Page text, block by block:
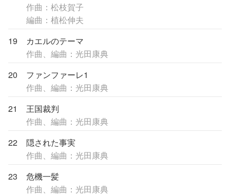
作曲：松枝賀子
編曲：植松伸夫
19
カエルのテーマ
作曲、編曲：光田康典
20
ファンファーレ1
作曲、編曲：光田康典
21
王国裁判
作曲、編曲：光田康典
22
隠された事実
作曲、編曲：光田康典
23
危機一髪
作曲、編曲：光田康典